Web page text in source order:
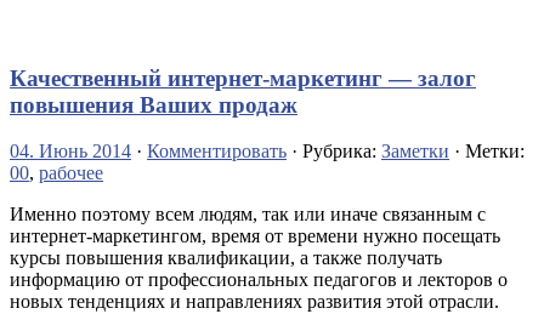
Качественный интернет-маркетинг — залог
повышения Ваших продаж
04. Июнь 2014 · Комментировать · Рубрика: Заметки · Метки:
00, рабочее
Именно поэтому всем людям, так или иначе связанным с
интернет-маркетингом, время от времени нужно посещать
курсы повышения квалификации, а также получать
информацию от профессиональных педагогов и лекторов о
новых тенденциях и направлениях развития этой отрасли.